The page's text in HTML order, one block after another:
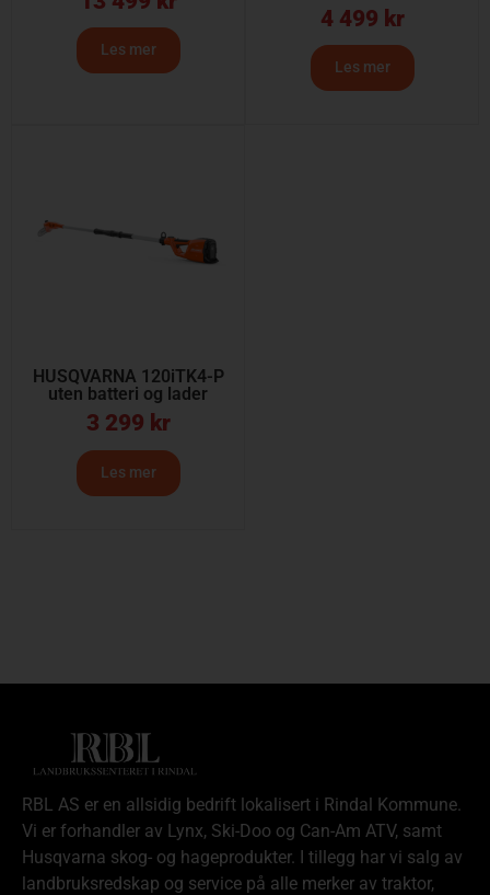
Les mer
4 499 kr
Les mer
HUSQVARNA 120iTK4-P
uten batteri og lader
3 299 kr
Les mer
RBL AS er en allsidig bedrift lokalisert i Rindal Kommune.
Vi er forhandler av Lynx, Ski-Doo og Can-Am ATV, samt
Husqvarna skog- og hageprodukter. I tillegg har vi salg av
landbruksredskap og service på alle merker av traktor,